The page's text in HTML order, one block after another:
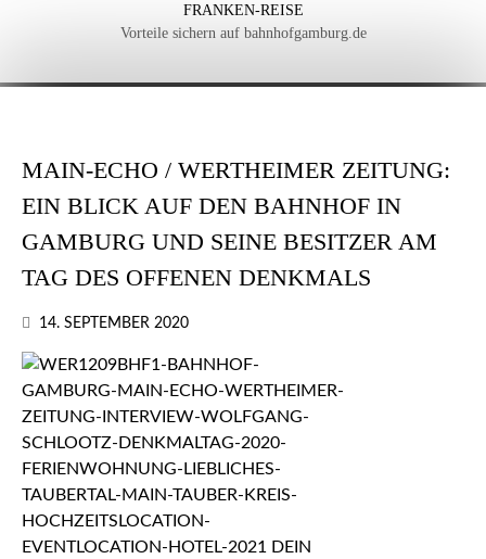
FRANKEN-REISE
Vorteile sichern auf bahnhofgamburg.de
MAIN-ECHO / WERTHEIMER ZEITUNG:
EIN BLICK AUF DEN BAHNHOF IN
GAMBURG UND SEINE BESITZER AM
TAG DES OFFENEN DENKMALS
14. SEPTEMBER 2020